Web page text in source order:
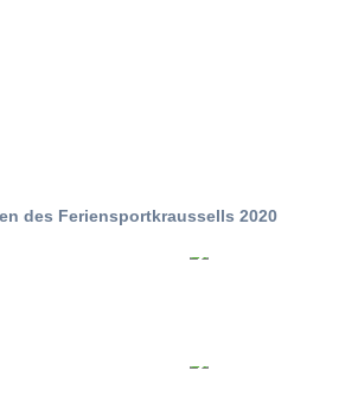
des Feriensportkraussells 2020